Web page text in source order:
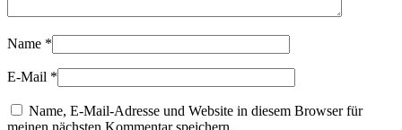
Name *
E-Mail *
Name, E-Mail-Adresse und Website in diesem Browser für